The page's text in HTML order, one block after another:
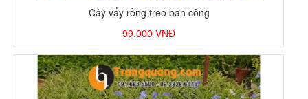
Cây vẩy rồng treo ban công
99.000 VNĐ